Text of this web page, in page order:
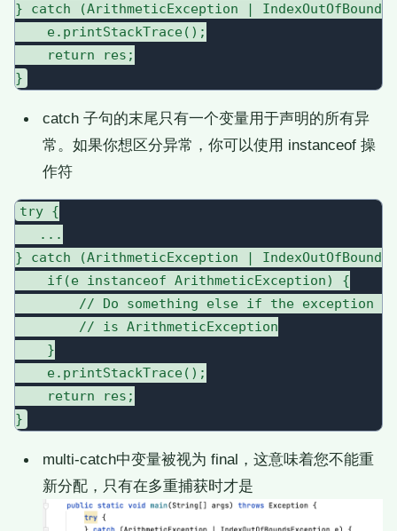
} catch (ArithmeticException |
    e.printStackTrace();
    return res;
catch 子句的末尾只有一个变量用于声明的所有异
常。如果你想区分异常，你可以使用 instanceof 操
作符
try {
   ...
} catch (ArithmeticException |
    if(e instanceof ArithmeticException) {
// Do something else if the exception
        // is ArithmeticException
    }
    e.printStackTrace();
    return res;
multi-catch中变量被视为 final，这意味着您不能重
新分配，只有在多重捕获时才是